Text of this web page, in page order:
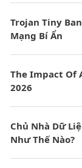
Trojan Tiny
Mạng Bí Ẩn
The Impact Of
2026
Chủ Nhà Dữ
Như Thế Nào?